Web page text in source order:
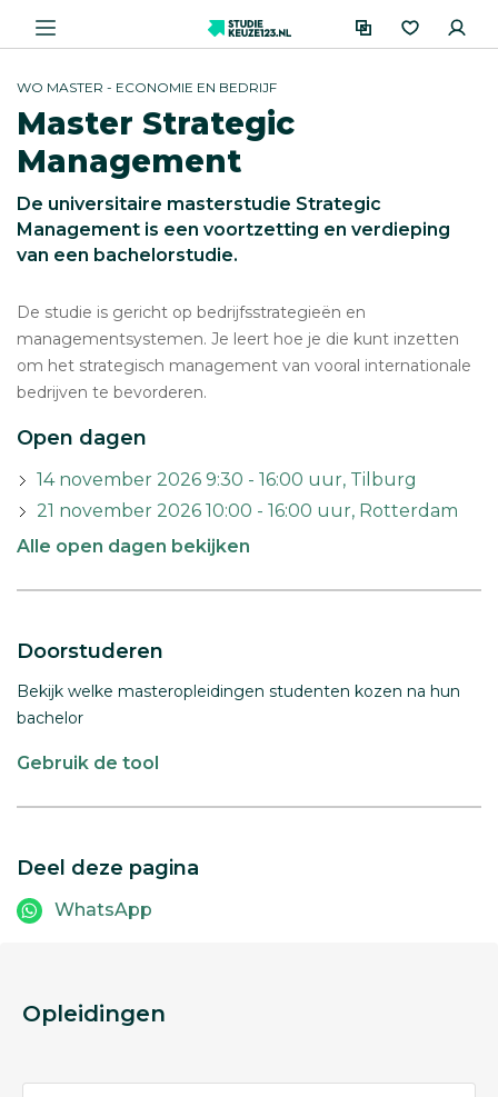
WO MASTER - ECONOMIE EN BEDRIJF
Master Strategic
Management
De universitaire masterstudie Strategic
Management is een voortzetting en verdieping
van een bachelorstudie.
De studie is gericht op bedrijfsstrategieën en
managementsystemen. Je leert hoe je die kunt inzetten
om het strategisch management van vooral internationale
bedrijven te bevorderen.
Open dagen
14 november 2026 9:30 - 16:00 uur, Tilburg
21 november 2026 10:00 - 16:00 uur, Rotterdam
Alle open dagen bekijken
Doorstuderen
Bekijk welke masteropleidingen studenten kozen na hun
bachelor
Gebruik de tool
Deel deze pagina
WhatsApp
Opleidingen